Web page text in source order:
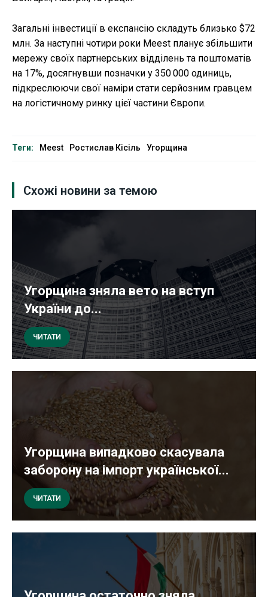
Загальні інвестиції в експансію складуть близько $72
млн. За наступні чотири роки Meest планує збільшити
мережу своїх партнерських відділень та поштоматів
на 17%, досягнувши позначки у 350 000 одиниць,
підкреслюючи свої наміри стати серйозним гравцем
на логістичному ринку цієї частини Європи.
Теги: Meest Ростислав Кісіль Угорщина
Схожі новини за темою
Угорщина зняла вето на вступ
України до...
ЧИТАТИ
Угорщина випадково скасувала
заборону на імпорт української...
ЧИТАТИ